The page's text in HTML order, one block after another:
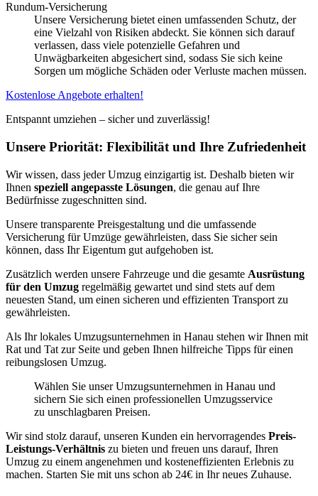
Rundum-Versicherung
Unsere Versicherung bietet einen umfassenden Schutz, der
eine Vielzahl von Risiken abdeckt. Sie können sich darauf
verlassen, dass viele potenzielle Gefahren und
Unwägbarkeiten abgesichert sind, sodass Sie sich keine
Sorgen um mögliche Schäden oder Verluste machen müssen.
Kostenlose Angebote erhalten!
Entspannt umziehen – sicher und zuverlässig!
Unsere Priorität: Flexibilität und Ihre Zufriedenheit
Wir wissen, dass jeder Umzug einzigartig ist. Deshalb bieten wir
Ihnen speziell angepasste Lösungen, die genau auf Ihre
Bedürfnisse zugeschnitten sind.
Unsere transparente Preisgestaltung und die umfassende
Versicherung für Umzüge gewährleisten, dass Sie sicher sein
können, dass Ihr Eigentum gut aufgehoben ist.
Zusätzlich werden unsere Fahrzeuge und die gesamte Ausrüstung
für den Umzug regelmäßig gewartet und sind stets auf dem
neuesten Stand, um einen sicheren und effizienten Transport zu
gewährleisten.
Als Ihr lokales Umzugsunternehmen in Hanau stehen wir Ihnen mit
Rat und Tat zur Seite und geben Ihnen hilfreiche Tipps für einen
reibungslosen Umzug.
Wählen Sie unser Umzugsunternehmen in Hanau und
sichern Sie sich einen professionellen Umzugsservice
zu unschlagbaren Preisen.
Wir sind stolz darauf, unseren Kunden ein hervorragendes Preis-
Leistungs-Verhältnis zu bieten und freuen uns darauf, Ihren
Umzug zu einem angenehmen und kosteneffizienten Erlebnis zu
machen. Starten Sie mit uns schon ab 24€ in Ihr neues Zuhause.